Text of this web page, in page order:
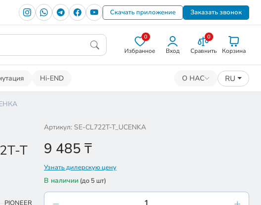
Скачать приложение Заказать звонок
0
Избранное Вход
0
Сравнить Корзина
Hi-END О НАС RU
T
PIONEER
Артикул: SE-CL722T-T_UCENKA
9 485 ₸
Узнать дилерскую цену
В наличии (до 5 шт)